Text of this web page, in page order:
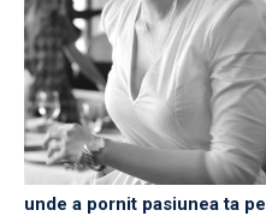
unde a pornit pasiunea ta